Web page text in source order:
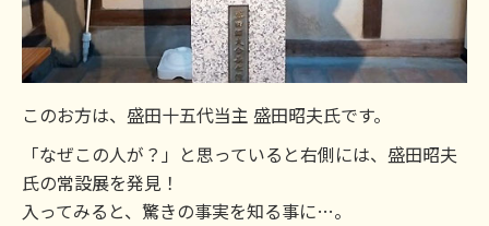
このお方は、盛田十五代当主 盛田昭夫氏です。
「なぜこの人が？」と思っていると右側には、盛田昭夫
氏の常設展を発見！
入ってみると、驚きの事実を知る事に…。